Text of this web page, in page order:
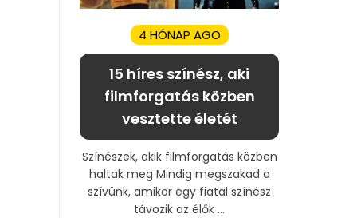
4 HÓNAP AGO
15 híres színész, aki
filmforgatás közben
vesztette életét
Színészek, akik filmforgatás közben
haltak meg Mindig megszakad a
szívünk, amikor egy fiatal színész
távozik az élők ...